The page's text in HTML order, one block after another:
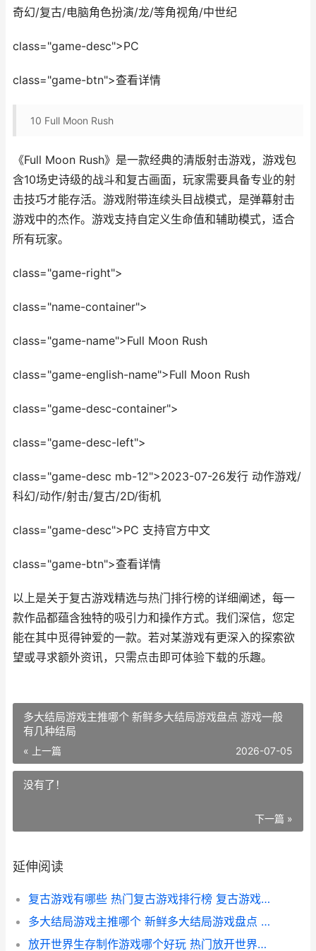
奇幻/复古/电脑角色扮演/龙/等角视角/中世纪
class="game-desc">PC
class="game-btn">查看详情
10 Full Moon Rush
《Full Moon Rush》是一款经典的清版射击游戏，游戏包
含10场史诗级的战斗和复古画面，玩家需要具备专业的射
击技巧才能存活。游戏附带连续头目战模式，是弹幕射击
游戏中的杰作。游戏支持自定义生命值和辅助模式，适合
所有玩家。
class="game-right">
class="name-container">
class="game-name">Full Moon Rush
class="game-english-name">Full Moon Rush
class="game-desc-container">
class="game-desc-left">
class="game-desc mb-12">2023-07-26发行 动作游戏/
科幻/动作/射击/复古/2D/街机
class="game-desc">PC 支持官方中文
class="game-btn">查看详情
以上是关于复古游戏精选与热门排行榜的详细阐述，每一
款作品都蕴含独特的吸引力和操作方式。我们深信，您定
能在其中觅得钟爱的一款。若对某游戏有更深入的探索欲
望或寻求额外资讯，只需点击即可体验下载的乐趣。
多大结局游戏主推哪个 新鲜多大结局游戏盘点 游戏一般
有几种结局
« 上一篇 2026-07-05
没有了！
下一篇 »
延伸阅读
复古游戏有哪些 热门复古游戏排行榜 复古游戏大合集
多大结局游戏主推哪个 新鲜多大结局游戏盘点 游戏一般有几种结局
放开世界生存制作游戏哪个好玩 热门放开世界生存制作游戏排行 开放世界生存游戏手机版下载